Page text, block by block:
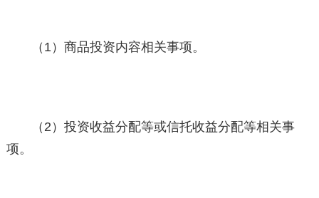
（1）商品投资内容相关事项。
（2）投资收益分配等或信托收益分配等相关事
项。